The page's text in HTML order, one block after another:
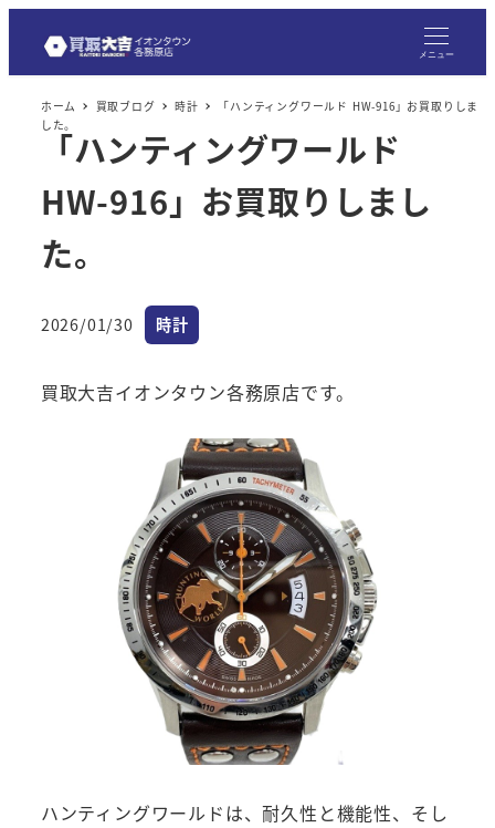
メニュー
ホーム 買取ブログ 時計
「ハンティングワールド HW-916」お買取りしま
した。
「ハンティングワールド
HW-916」お買取りしまし
た。
投稿日
2026/01/30 カテゴリー
時計
買取大吉イオンタウン各務原店です。
ハンティングワールドは、耐久性と機能性、そし